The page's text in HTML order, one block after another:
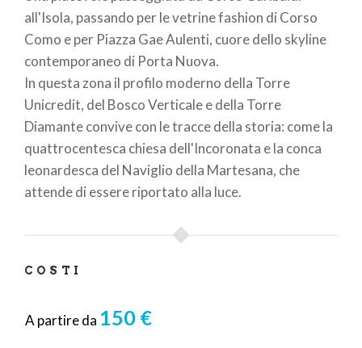
pane
all'Isola, passando per le vetrine fashion di Corso
Como e per Piazza Gae Aulenti, cuore dello skyline
contemporaneo di Porta Nuova.
In questa zona il profilo moderno della Torre
Unicredit, del Bosco Verticale e della Torre
Diamante convive con le tracce della storia: come la
quattrocentesca chiesa dell'Incoronata e la conca
leonardesca del Naviglio della Martesana, che
attende di essere riportato alla luce.
COSTI
A partire da 150 €